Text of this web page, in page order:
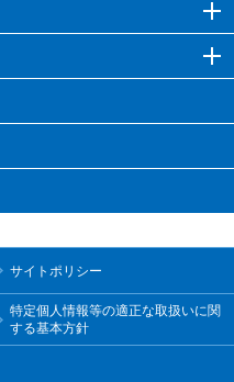
サイトポリシー
特定個人情報等の適正な取扱いに関
する基本方針